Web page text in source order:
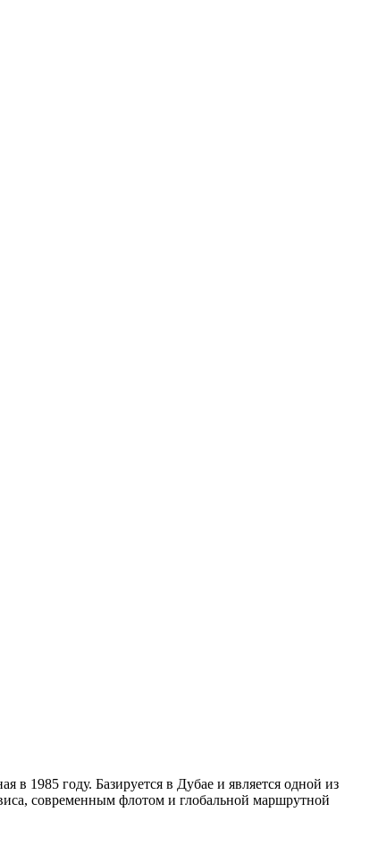
1985 году. Базируется в Дубае и является одной из
современным флотом и глобальной маршрутной